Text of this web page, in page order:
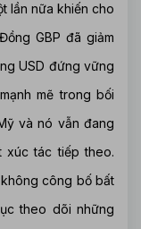
lần nữa khiến cho
GBP đã giảm
USD đứng vững
mẽ trong bối
và nó vẫn đang
xúc tác tiếp theo.
công bố bất
theo dõi những